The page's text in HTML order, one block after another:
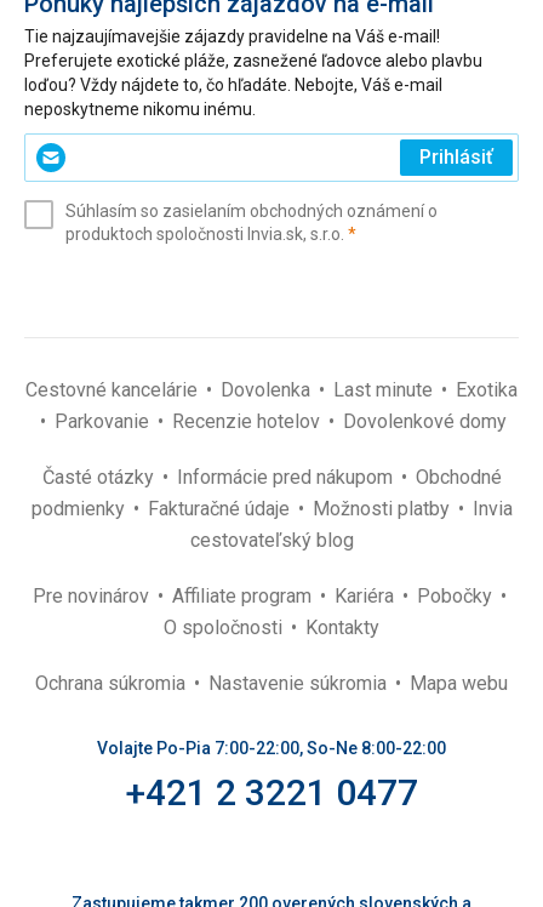
Tie najzaujímavejšie zájazdy pravidelne na Váš e-mail!
Preferujete exotické pláže, zasnežené ľadovce alebo plavbu
loďou? Vždy nájdete to, čo hľadáte. Nebojte, Váš e-mail
neposkytneme nikomu inému.
Zadajte
svoj
(povinné)
Prihlásiť
Súhlasím so zasielaním obchodných oznámení o
produktoch spoločnosti Invia.sk, s.r.o. *(povinné)
Cestovné kancelárie Dovolenka Last minute
Exotika
Parkovanie
Recenzie hotelov Dovolenkové domy
Časté otázky Informácie pred nákupom
Obchodné
podmienky
Fakturačné údaje Možnosti platby
Invia
cestovateľský blog
Pre novinárov Affiliate program Kariéra
Pobočky
O spoločnosti
Kontakty
Ochrana súkromia Nastavenie súkromia Mapa webu
Volajte Po-Pia 7:00-22:00, So-Ne 8:00-22:00
+421 2 3221 0477
Zastupujeme takmer 200 overených slovenských a